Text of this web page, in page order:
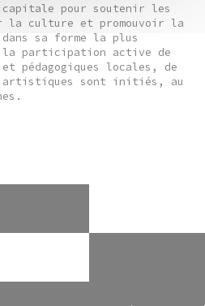
capitale pour soutenir les
la culture et promouvoir la
sa forme la plus
la participation active de
pédagogiques locales, de
artistiques sont initiés, au